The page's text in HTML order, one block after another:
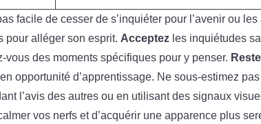
pas facile de cesser de s’inquiéter pour l’avenir ou
pour alléger son esprit. Acceptez les inquiétudes
vous des moments spécifiques pour y penser.
opportunité d’apprentissage. Ne sous-estimez
l’avis des autres ou en utilisant des signaux
vos nerfs et d’acquérir une apparence plus